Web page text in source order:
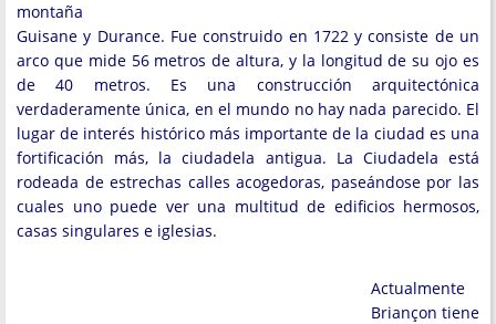
montaña
Guisane y Durance. Fue construido en 1722 y consiste de un
arco que mide 56 metros de altura, y la longitud de su ojo es
de 40 metros. Es una construcción arquitectónica
verdaderamente única, en el mundo no hay nada parecido. El
lugar de interés histórico más importante de la ciudad es una
fortificación más, la ciudadela antigua. La Ciudadela está
rodeada de estrechas calles acogedoras, paseándose por las
cuales uno puede ver una multitud de edificios hermosos,
casas singulares e iglesias.
Actualmente
Briançon tiene